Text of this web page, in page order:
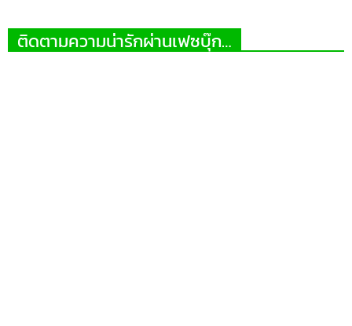
ติดตามความน่ารักผ่านเฟซบุ๊ก…